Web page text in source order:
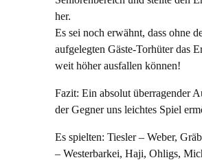
her.
Es sei noch erwähnt, dass ohne
aufgelegten Gäste-Torhüter das
weit höher ausfallen können!
Fazit: Ein absolut überragender
der Gegner uns leichtes Spiel
Es spielten: Tiesler – Weber,
– Westerbarkei, Haji, Ohligs,